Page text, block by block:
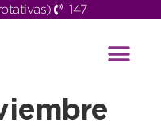
147